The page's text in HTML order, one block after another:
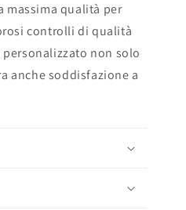
massima qualità per
controlli di qualità
non solo
anche soddisfazione a